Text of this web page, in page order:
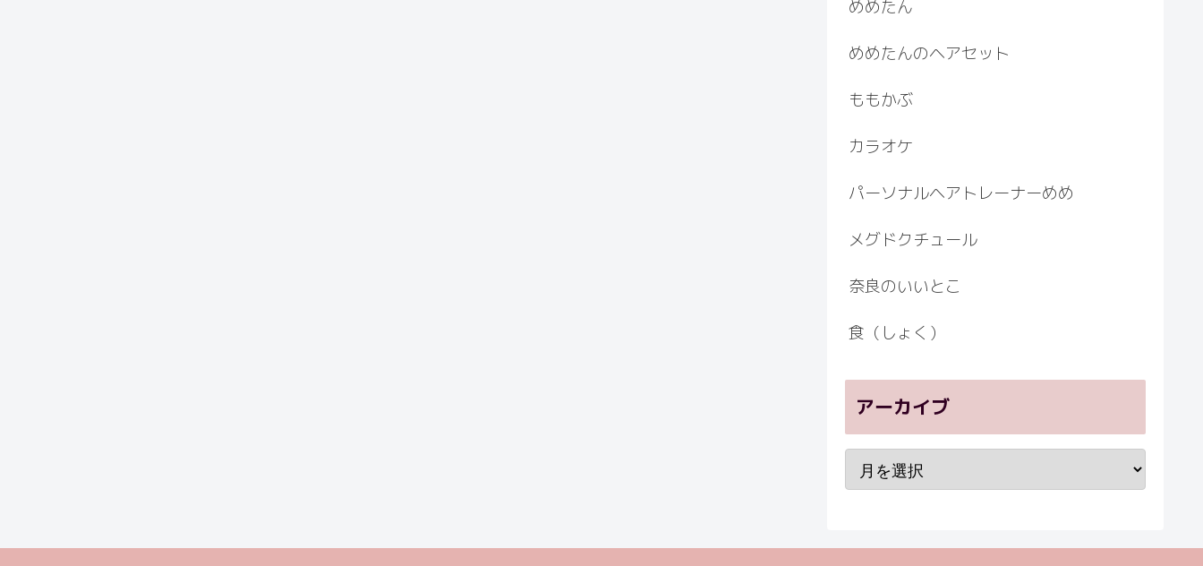
めめたん
めめたんのヘアセット
ももかぶ
カラオケ
パーソナルヘアトレーナーめめ
メグドクチュール
奈良のいいとこ
食（しょく）
アーカイブ